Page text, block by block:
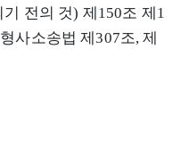
전의 것) 제150조 제1
사소송법 제307조, 제